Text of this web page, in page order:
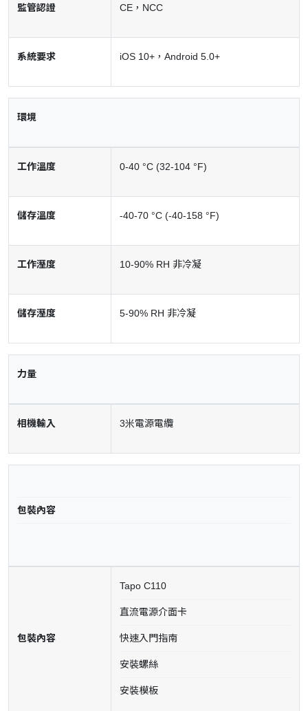
監管認證 CE，NCC
系統要求 iOS 10+，Android 5.0+
環境
工作溫度 0-40 °C (32-104 °F)
儲存溫度 -40-70 °C (-40-158 °F)
工作溼度 10-90% RH 非冷凝
儲存溼度 5-90% RH 非冷凝
力量
相機輸入 3米電源電纜
包裝內容
包裝內容
Tapo C110
直流電源介面卡
快速入門指南
安裝螺絲
安裝模板